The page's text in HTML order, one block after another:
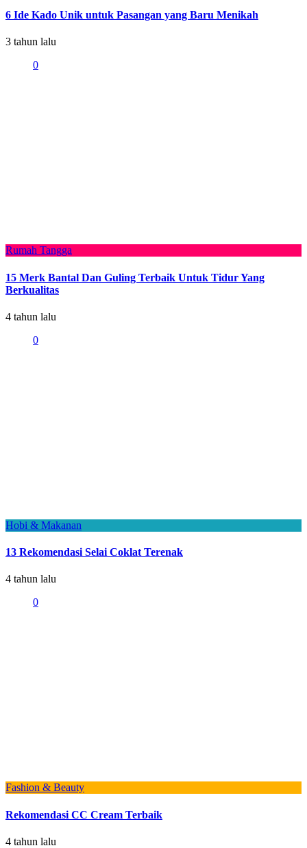
6 Ide Kado Unik untuk Pasangan yang Baru Menikah
3 tahun lalu
0
Rumah Tangga
15 Merk Bantal Dan Guling Terbaik Untuk Tidur Yang
Berkualitas
4 tahun lalu
0
Hobi & Makanan
13 Rekomendasi Selai Coklat Terenak
4 tahun lalu
0
Fashion & Beauty
Rekomendasi CC Cream Terbaik
4 tahun lalu